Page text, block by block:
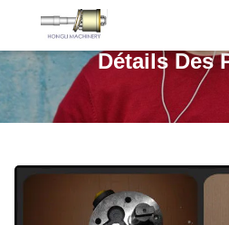
Détails Des